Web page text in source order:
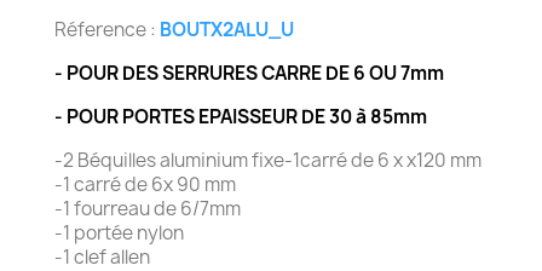
Réference : BOUTX2ALU_U
- POUR DES SERRURES CARRE DE 6 OU 7mm
- POUR PORTES EPAISSEUR DE 30 à 85mm
-2 Béquilles aluminium fixe-1carré de 6 x x120 mm
-1 carré de 6x 90 mm
-1 fourreau de 6/7mm
-1 portée nylon
-1 clef allen